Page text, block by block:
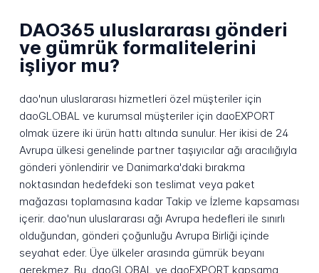
DAO365 uluslararası gönderi
ve gümrük formalitelerini
işliyor mu?
dao'nun uluslararası hizmetleri özel müşteriler için
daoGLOBAL ve kurumsal müşteriler için daoEXPORT
olmak üzere iki ürün hattı altında sunulur. Her ikisi de 24
Avrupa ülkesi genelinde partner taşıyıcılar ağı aracılığıyla
gönderi yönlendirir ve Danimarka'daki bırakma
noktasından hedefdeki son teslimat veya paket
mağazası toplamasına kadar Takip ve İzleme kapsaması
içerir. dao'nun uluslararası ağı Avrupa hedefleri ile sınırlı
olduğundan, gönderi çoğunluğu Avrupa Birliği içinde
seyahat eder. Üye ülkeler arasında gümrük beyanı
gerekmez. Bu, daoGLOBAL ve daoEXPORT kapsama